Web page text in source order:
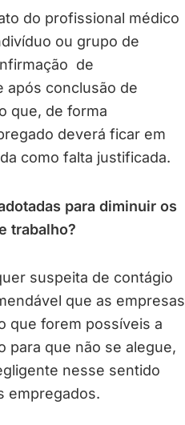
do profissional médico
ou grupo de
de
após conclusão de
que, de forma
deverá ficar em
como falta justificada.
para diminuir os
trabalho?
suspeita de contágio
que as empresas
que forem possíveis a
para que não se alegue,
nesse sentido
empregados.